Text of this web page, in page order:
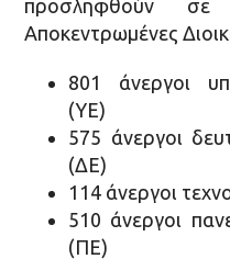
προσληφθούν σε
Αποκεντρωμένες
801 άνεργοι
(ΥΕ)
575 άνεργοι
(ΔΕ)
114 άνεργοι
510 άνεργοι
(ΠΕ)